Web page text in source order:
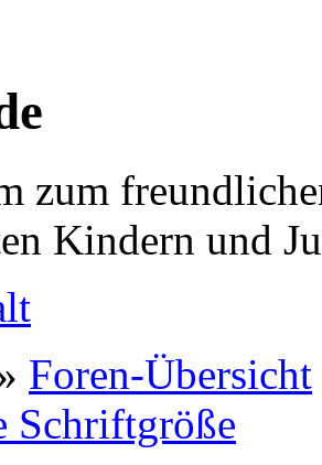
zum
Kindern und
Foren-Übersicht
Schriftgröße